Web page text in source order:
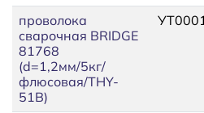
проволока
сварочная BRIDGE
81768
(d=1,2мм/5кг/
флюсовая/THY-
51B)